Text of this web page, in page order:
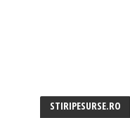
STIRIPESURSE.RO